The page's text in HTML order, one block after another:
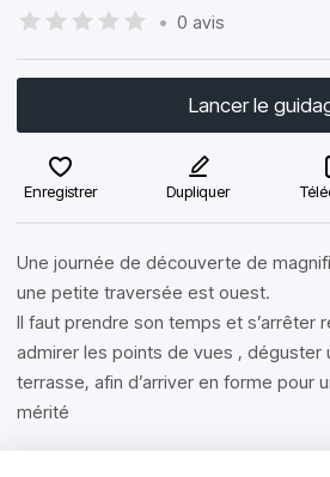
• 0 avis
Lancer le
Enregistrer Dupliquer
Une journée de découverte de
une petite traversée est ouest.
Il faut prendre son temps et s’arrêter
admirer les points de vues , déguster
terrasse, afin d’arriver en forme pour
mérité